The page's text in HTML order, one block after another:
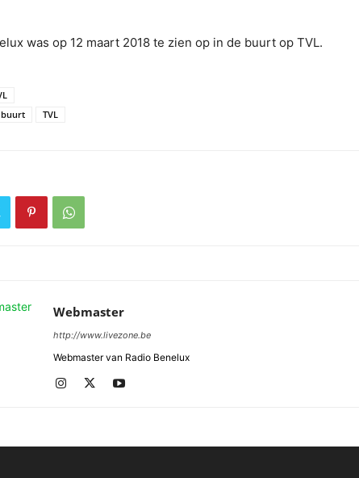
was op 12 maart 2018 te zien op in de buurt op TVL.
TVL
Webmaster
http://www.livezone.be
Webmaster van Radio Benelux